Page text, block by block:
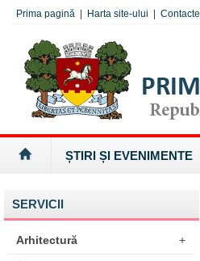
Prima pagină Harta site-ului Contacte
ȘTIRI ȘI EVENIMENTE
SERVICII
Arhitectură +